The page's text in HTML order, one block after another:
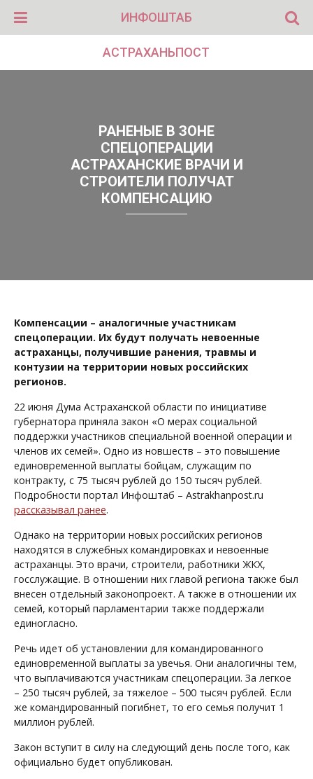
ИНФОШТАБ
АСТРАХАНЬПОСТ
РАНЕНЫЕ В ЗОНЕ
СПЕЦОПЕРАЦИИ
АСТРАХАНСКИЕ ВРАЧИ И
СТРОИТЕЛИ ПОЛУЧАТ
КОМПЕНСАЦИЮ
Компенсации – аналогичные участникам
спецоперации. Их будут получать невоенные
астраханцы, получившие ранения, травмы и
контузии на территории новых российских
регионов.
22 июня Дума Астраханской области по инициативе
губернатора приняла закон «О мерах социальной
поддержки участников специальной военной операции и
членов их семей». Одно из новшеств – это повышение
единовременной выплаты бойцам, служащим по
контракту, с 75 тысяч рублей до 150 тысяч рублей.
Подробности портал Инфоштаб – Astrakhanpost.ru
рассказывал ранее.
Однако на территории новых российских регионов
находятся в служебных командировках и невоенные
астраханцы. Это врачи, строители, работники ЖКХ,
госслужащие. В отношении них главой региона также был
внесен отдельный законопроект. А также в отношении их
семей, который парламентарии также поддержали
единогласно.
Речь идет об установлении для командированного
единовременной выплаты за увечья. Они аналогичны тем,
что выплачиваются участникам спецоперации. За легкое
– 250 тысяч рублей, за тяжелое – 500 тысяч рублей. Если
же командированный погибнет, то его семья получит 1
миллион рублей.
Закон вступит в силу на следующий день после того, как
официально будет опубликован.